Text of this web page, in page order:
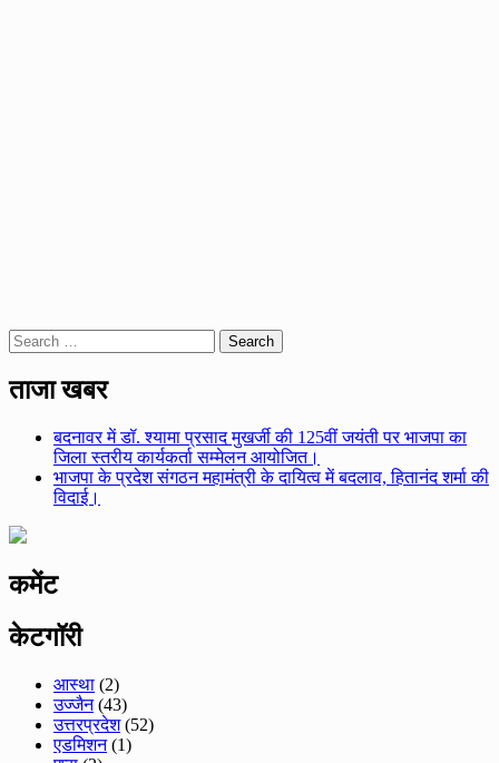
Search
for:
ताजा खबर
बदनावर में डॉ. श्यामा प्रसाद मुखर्जी की 125वीं जयंती पर भाजपा का
जिला स्तरीय कार्यकर्ता सम्मेलन आयोजित।
भाजपा के प्रदेश संगठन महामंत्री के दायित्व में बदलाव, हितानंद शर्मा की
विदाई।
कमेंट
केटगॉरी
आस्था (2)
उज्जैन(43)
उत्तरप्रदेश(52)
एडमिशन(1)